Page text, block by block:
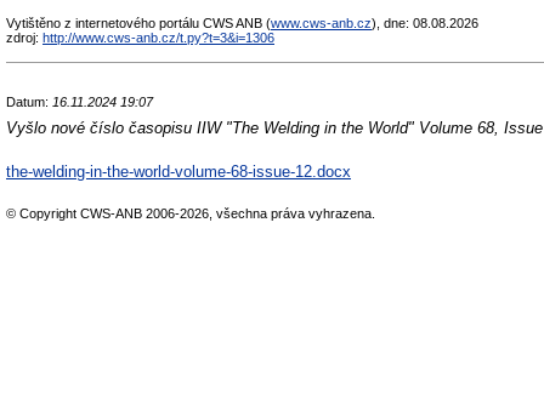
Vytištěno z internetového portálu CWS ANB (www.cws-anb.cz), dne: 08.08.2026
zdroj: http://www.cws-anb.cz/t.py?t=3&i=1306
Datum: 16.11.2024 19:07
Vyšlo nové číslo časopisu IIW "The Welding in the World" Volume 68,
the-welding-in-the-world-volume-68-issue-12.docx
© Copyright CWS-ANB 2006-2026, všechna práva vyhrazena.